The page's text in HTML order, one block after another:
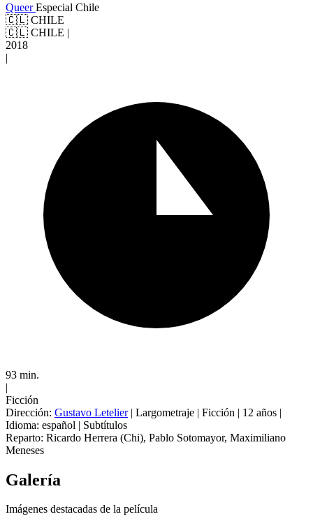
QueerEspecial Chile
🇨🇱 CHILE
🇨🇱 CHILE |
2018
|
93 min.
|
Ficción
Dirección: Gustavo Letelier| Largometraje | Ficción | 12 años |
Idioma: español | Subtítulos
Reparto: Ricardo Herrera (Chi), Pablo Sotomayor, Maximiliano
Meneses
Galería
Imágenes destacadas de la película